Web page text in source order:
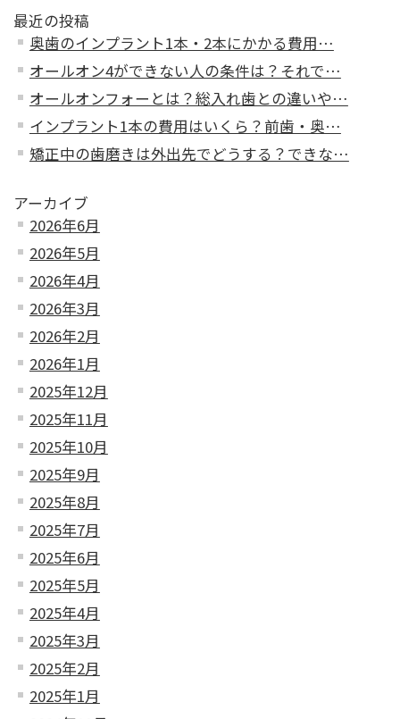
最近の投稿
奥歯のインプラント1本・2本にかかる費用…
オールオン4ができない人の条件は？それで…
オールオンフォーとは？総入れ歯との違いや…
インプラント1本の費用はいくら？前歯・奥…
矯正中の歯磨きは外出先でどうする？できな…
アーカイブ
2026年6月
2026年5月
2026年4月
2026年3月
2026年2月
2026年1月
2025年12月
2025年11月
2025年10月
2025年9月
2025年8月
2025年7月
2025年6月
2025年5月
2025年4月
2025年3月
2025年2月
2025年1月